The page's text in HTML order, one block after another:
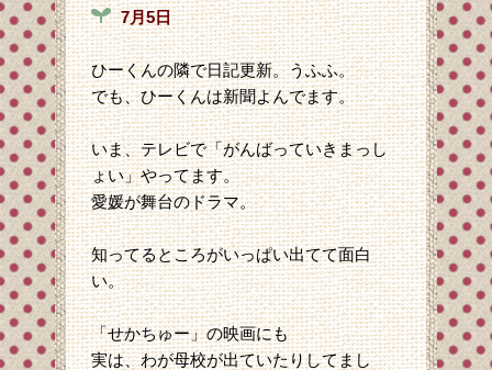
7月5日
ひーくんの隣で日記更新。うふふ。
でも、ひーくんは新聞よんでます。
いま、テレビで「がんばっていきまっし
ょい」やってます。
愛媛が舞台のドラマ。
知ってるところがいっぱい出てて面白
い。
「せかちゅー」の映画にも
実は、わが母校が出ていたりしてまし